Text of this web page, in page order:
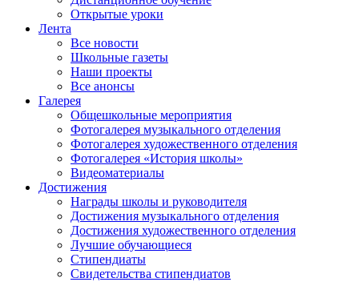
Открытые уроки
Лента
Все новости
Школьные газеты
Наши проекты
Все анонсы
Галерея
Общешкольные мероприятия
Фотогалерея музыкального отделения
Фотогалерея художественного отделения
Фотогалерея «История школы»
Видеоматериалы
Достижения
Награды школы и руководителя
Достижения музыкального отделения
Достижения художественного отделения
Лучшие обучающиеся
Стипендиаты
Свидетельства стипендиатов